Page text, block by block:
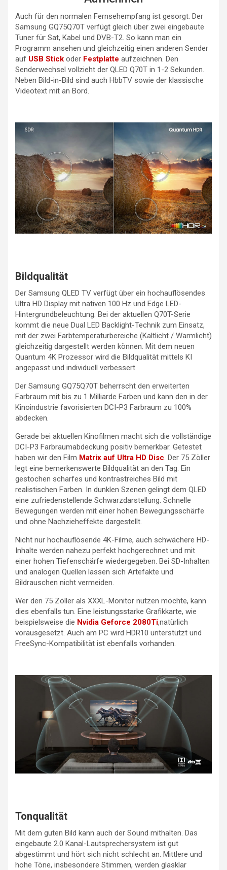
Auch für den normalen Fernsehempfang ist gesorgt. Der
Samsung GQ75Q70T verfügt gleich über zwei eingebaute
Tuner für Sat, Kabel und DVB-T2. So kann man ein
Programm ansehen und gleichzeitig einen anderen Sender
auf USB Stick oder Festplatte aufzeichnen. Den
Senderwechsel vollzieht der QLED Q70T in 1-2 Sekunden.
Neben Bild-in-Bild sind auch HbbTV sowie der klassische
Videotext mit an Bord.
Bildqualität
Der Samsung QLED TV verfügt über ein hochauflösendes
Ultra HD Display mit nativen 100 Hz und Edge LED-
Hintergrundbeleuchtung. Bei der aktuellen Q70T-Serie
kommt die neue Dual LED Backlight-Technik zum Einsatz,
mit der zwei Farbtemperaturbereiche (Kaltlicht / Warmlicht)
gleichzeitig dargestellt werden können. Mit dem neuen
Quantum 4K Prozessor wird die Bildqualität mittels KI
angepasst und individuell verbessert.
Der Samsung GQ75Q70T beherrscht den erweiterten
Farbraum mit bis zu 1 Milliarde Farben und kann den in der
Kinoindustrie favorisierten DCI-P3 Farbraum zu 100%
abdecken.
Gerade bei aktuellen Kinofilmen macht sich die vollständige
DCI-P3 Farbraumabdeckung positiv bemerkbar. Getestet
haben wir den Film Matrix auf Ultra HD Disc . Der 75 Zöller
legt eine bemerkenswerte Bildqualität an den Tag. Ein
gestochen scharfes und kontrastreiches Bild mit
realistischen Farben. In dunklen Szenen gelingt dem QLED
eine zufriedenstellende Schwarzdarstellung. Schnelle
Bewegungen werden mit einer hohen Bewegungsschärfe
und ohne Nachzieheffekte dargestellt.
Nicht nur hochauflösende 4K-Filme, auch schwächere HD-
Inhalte werden nahezu perfekt hochgerechnet und mit
einer hohen Tiefenschärfe wiedergegeben. Bei SD-Inhalten
und analogen Quellen lassen sich Artefakte und
Bildrauschen nicht vermeiden.
Wer den 75 Zöller als XXXL-Monitor nutzen möchte, kann
dies ebenfalls tun. Eine leistungsstarke Grafikkarte, wie
beispielsweise die Nvidia Geforce 2080Ti,natürlich
vorausgesetzt. Auch am PC wird HDR10 unterstützt und
FreeSync-Kompatibilität ist ebenfalls vorhanden.
Tonqualität
Mit dem guten Bild kann auch der Sound mithalten. Das
eingebaute 2.0 Kanal-Lautsprechersystem ist gut
abgestimmt und hört sich nicht schlecht an. Mittlere und
hohe Töne, insbesondere Stimmen, werden glasklar